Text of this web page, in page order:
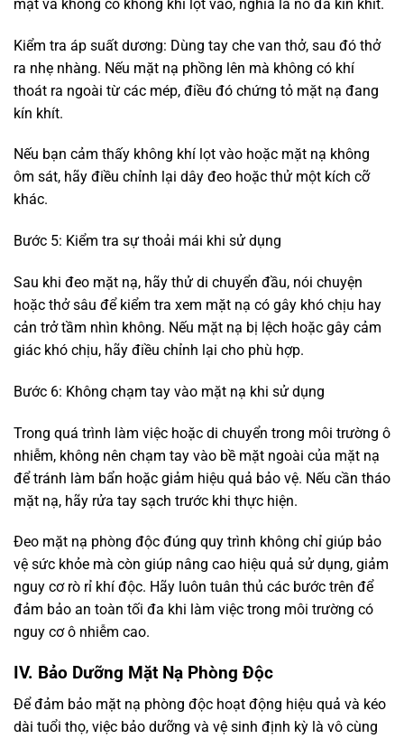
mặt và không có không khí lọt vào, nghĩa là nó đã kín khít.
Kiểm tra áp suất dương: Dùng tay che van thở, sau đó thở
ra nhẹ nhàng. Nếu mặt nạ phồng lên mà không có khí
thoát ra ngoài từ các mép, điều đó chứng tỏ mặt nạ đang
kín khít.
Nếu bạn cảm thấy không khí lọt vào hoặc mặt nạ không
ôm sát, hãy điều chỉnh lại dây đeo hoặc thử một kích cỡ
khác.
Bước 5: Kiểm tra sự thoải mái khi sử dụng
Sau khi đeo mặt nạ, hãy thử di chuyển đầu, nói chuyện
hoặc thở sâu để kiểm tra xem mặt nạ có gây khó chịu hay
cản trở tầm nhìn không. Nếu mặt nạ bị lệch hoặc gây cảm
giác khó chịu, hãy điều chỉnh lại cho phù hợp.
Bước 6: Không chạm tay vào mặt nạ khi sử dụng
Trong quá trình làm việc hoặc di chuyển trong môi trường ô
nhiễm, không nên chạm tay vào bề mặt ngoài của mặt nạ
để tránh làm bẩn hoặc giảm hiệu quả bảo vệ. Nếu cần tháo
mặt nạ, hãy rửa tay sạch trước khi thực hiện.
Đeo mặt nạ phòng độc đúng quy trình không chỉ giúp bảo
vệ sức khỏe mà còn giúp nâng cao hiệu quả sử dụng, giảm
nguy cơ rò rỉ khí độc. Hãy luôn tuân thủ các bước trên để
đảm bảo an toàn tối đa khi làm việc trong môi trường có
nguy cơ ô nhiễm cao.
IV. Bảo Dưỡng Mặt Nạ Phòng Độc
Để đảm bảo mặt nạ phòng độc hoạt động hiệu quả và kéo
dài tuổi thọ, việc bảo dưỡng và vệ sinh định kỳ là vô cùng